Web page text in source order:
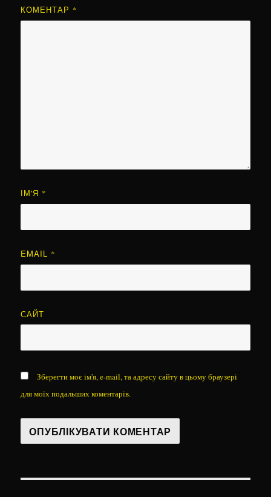
КОМЕНТАР *
ІМ'Я *
EMAIL *
САЙТ
Зберегти моє ім'я, e-mail, та адресу сайту в цьому браузері
для моїх подальших коментарів.